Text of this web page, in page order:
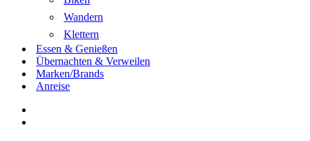
Wandern
Klettern
Essen & Genießen
Übernachten & Verweilen
Marken/Brands
Anreise